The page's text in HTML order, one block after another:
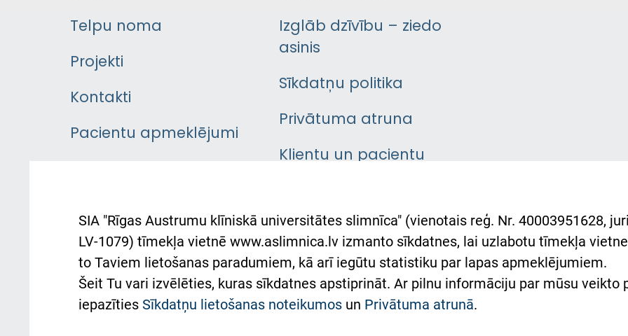
Telpu noma
Projekti
Kontakti
Pacientu apmeklējumi
Pacienta
atsauksmju/sūdzību
iesniegšanas kārtība
Kā pie mums nokļūt
Izglāb dzīvību – ziedo
asinis
Sīkdatņu politika
Privātuma atruna
Klientu un pacientu
Austrumu slimnīcas
atbalsts Ukrainai
Підтримка Східної лікарні
та співпраця з Україною
SIA "Rīgas Austrumu klīniskā universitātes slimnīca" (vienotais reģ. Nr. 40003951628,
LV-1079) tīmekļa vietnē www.aslimnica.lv izmanto sīkdatnes, lai uzlabotu tīmekļa
to Taviem lietošanas paradumiem, kā arī iegūtu statistiku par lapas apmeklējumiem.
Šeit Tu vari izvēlēties, kuras sīkdatnes apstiprināt. Ar pilnu informāciju par mūsu veikto
iepazīties Sīkdatņu lietošanas noteikumos un Privātuma atrunā.